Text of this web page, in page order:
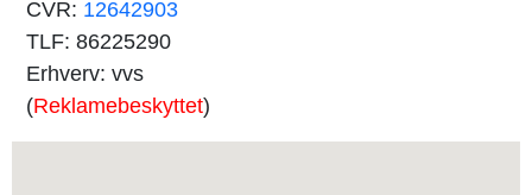
CVR: 12642903
TLF: 86225290
Erhverv: vvs
(Reklamebeskyttet)